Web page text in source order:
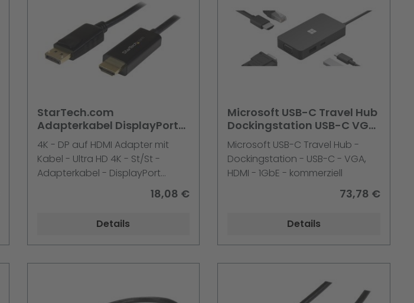
StarTech.com
Adapterkabel DisplayPort-
Kabel -> HDMI 2,0m DP auf
HDMI Adapter mit Kabel -
Ultr
4K - DP auf HDMI Adapter mit
Kabel - Ultra HD 4K - St/St -
Adapterkabel - DisplayPort
männlich zu HDMI männlich - 2 m
- Schwarz - 4K Unterstützung -
DK30CH2DEPUE - DK30CH2DPPD -
DK30CH2DPPDU - DK30CHDDPPD
18,08 €
Details
Microsoft USB-C Travel Hub
Dockingstation USB-C VGA
HDMI 1GbE
Microsoft USB-C Travel Hub -
Dockingstation - USB-C - VGA,
HDMI - 1GbE - kommerziell
73,78 €
Details